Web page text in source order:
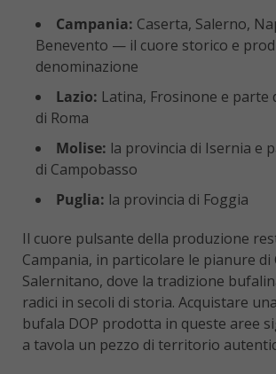
Campania: Caserta, Salerno,
Benevento — il cuore storico e
denominazione
Lazio: Latina, Frosinone e parte
di Roma
Molise: la provincia di Isernia e
di Campobasso
Puglia: la provincia di Foggia
Il cuore pulsante della produzione
Campania, in particolare le pianure di
Salernitano, dove la tradizione
radici in secoli di storia. Acquistare
bufala DOP prodotta in queste aree
a tavola un pezzo di territorio